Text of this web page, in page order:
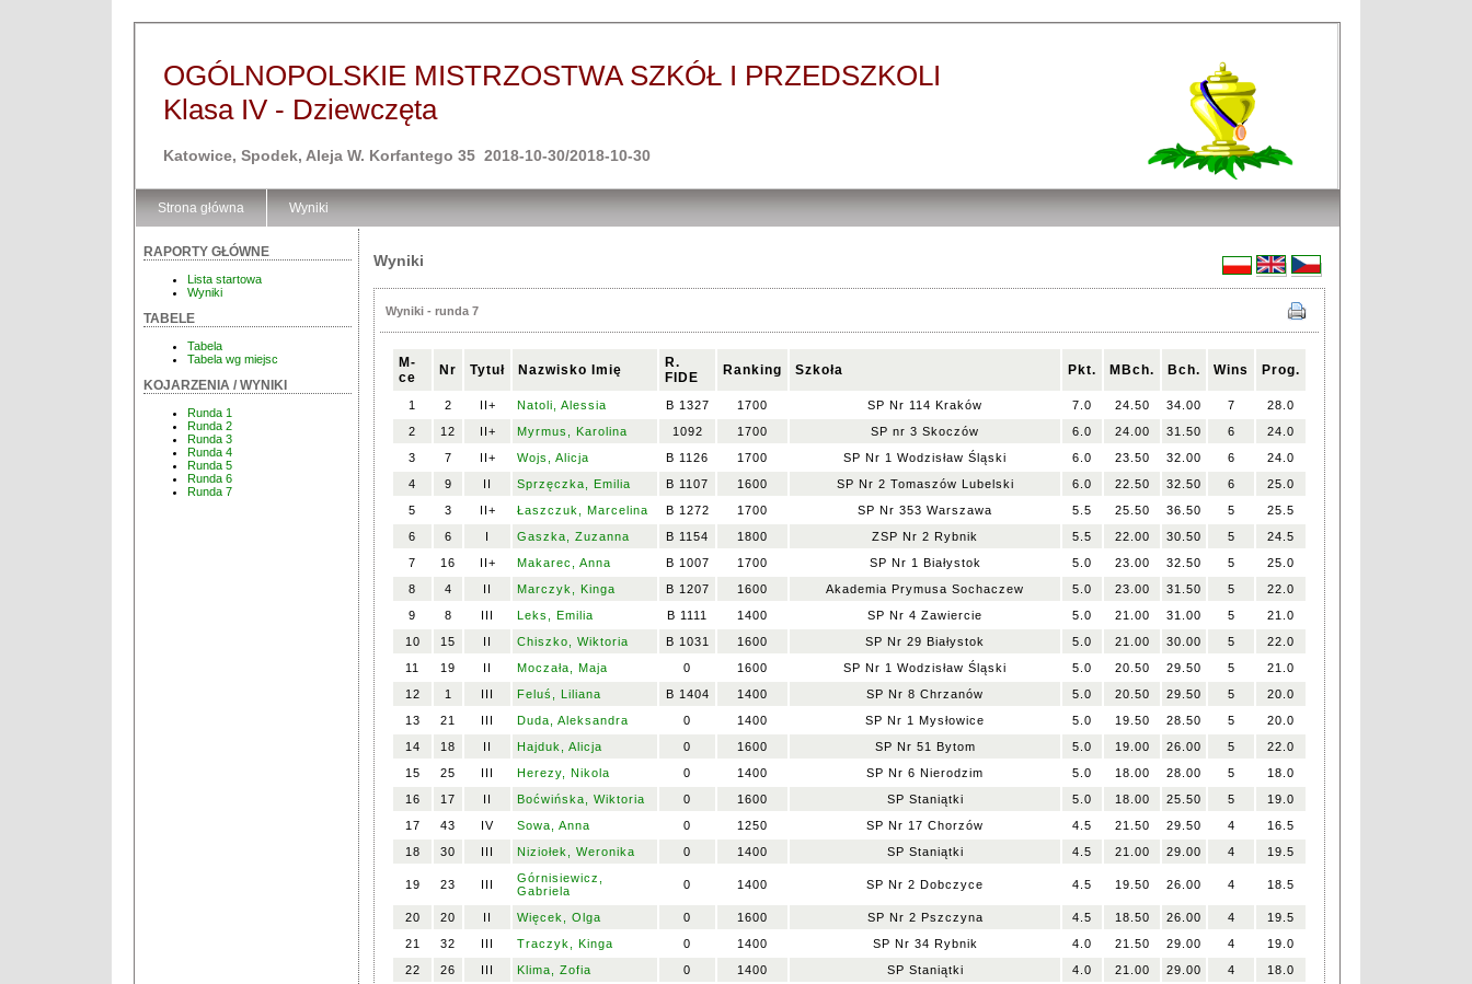
OGÓLNOPOLSKIE MISTRZOSTWA SZKÓŁ I PRZEDSZKOLI
Klasa IV - Dziewczęta
Katowice, Spodek, Aleja W. Korfantego 35 2018-10-30/2018-10-30
Strona główna Wyniki
RAPORTY GŁÓWNE
Lista startowa
Wyniki
TABELE
Tabela
Tabela wg miejsc
KOJARZENIA / WYNIKI
Runda 1
Runda 2
Runda 3
Runda 4
Runda 5
Runda 6
Runda 7
Wyniki
Wyniki - runda 7
M-
ce
Nr Tytuł Nazwisko Imię
R.
FIDE
Ranking Szkoła Pkt. MBch. Bch. Wins Prog.
1 2 II+ Natoli, Alessia B 1327 1700 SP Nr 114 Kraków 7.0 24.50 34.00 7
28.0
2
12 II+ Myrmus, Karolina 1092 1700 SP nr 3 Skoczów 6.0 24.00 31.50 6
24.0
3
7 II+ Wojs, Alicja B 1126 1700 SP Nr 1 Wodzisław Śląski 6.0 23.50 32.00 6
24.0
4
9 II Sprzęczka, Emilia B 1107 1600 SP Nr 2 Tomaszów Lubelski 6.0 22.50 32.50 6
25.0
5
3 II+ Łaszczuk, Marcelina B 1272 1700 SP Nr 353 Warszawa 5.5 25.50 36.50 5
25.5
6
6 I Gaszka, Zuzanna B 1154 1800 ZSP Nr 2 Rybnik 5.5 22.00 30.50 5
24.5
7
16 II+ Makarec, Anna B 1007 1700 SP Nr 1 Białystok 5.0 23.00 32.50 5
25.0
8
4 II Marczyk, Kinga B 1207 1600 Akademia Prymusa Sochaczew 5.0 23.00 31.50 5
22.0
9
8 III Leks, Emilia B 1111 1400 SP Nr 4 Zawiercie 5.0 21.00 31.00 5
21.0
10
15 II Chiszko, Wiktoria B 1031 1600 SP Nr 29 Białystok 5.0 21.00 30.00 5
22.0
11
19 II Moczała, Maja 0 1600 SP Nr 1 Wodzisław Śląski 5.0 20.50 29.50 5
21.0
12
1 III Feluś, Liliana B 1404 1400 SP Nr 8 Chrzanów 5.0 20.50 29.50 5
20.0
13
21 III Duda, Aleksandra 0 1400 SP Nr 1 Mysłowice 5.0 19.50 28.50 5
20.0
14
18 II Hajduk, Alicja 0 1600 SP Nr 51 Bytom 5.0 19.00 26.00 5
22.0
15
25 III Herezy, Nikola 0 1400 SP Nr 6 Nierodzim 5.0 18.00 28.00 5
18.0
16
17 II Boćwińska, Wiktoria 0 1600 SP Staniątki 5.0 18.00 25.50 5
19.0
17
43 IV Sowa, Anna 0 1250 SP Nr 17 Chorzów 4.5 21.50 29.50 4
16.5
18
30 III Niziołek, Weronika 0 1400 SP Staniątki 4.5 21.00 29.00 4 19.5
19 23 III
Górnisiewicz,
Gabriela
0 1400 SP Nr 2 Dobczyce 4.5 19.50 26.00 4 18.5
20 20 II Więcek, Olga 0 1600 SP Nr 2 Pszczyna 4.5 18.50 26.00 4
19.5
21
32 III Traczyk, Kinga 0 1400 SP Nr 34 Rybnik 4.0 21.50 29.00 4
19.0
22
26 III Klima, Zofia 0 1400 SP Staniątki 4.0 21.00 29.00 4
18.0